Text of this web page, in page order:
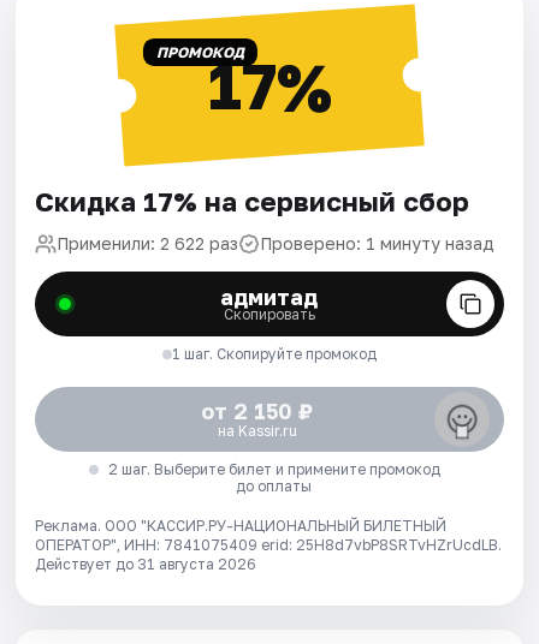
ПРОМОКОД17%
Скидка 17% на сервисный сбор
Применили: 2 622 раз Проверено: 1 минуту назад
адмитад
Скопировать
1 шаг. Скопируйте промокод
от 2 150 ₽
на Kassir.ru
2 шаг. Выберите билет и примените промокод
до оплаты
Реклама. ООО "КАССИР.РУ-НАЦИОНАЛЬНЫЙ БИЛЕТНЫЙ
ОПЕРАТОР", ИНН: 7841075409 erid: 25H8d7vbP8SRTvHZrUcdLB.
Действует до 31 августа 2026